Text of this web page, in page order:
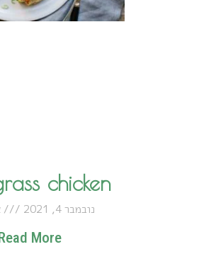
chicken
נובמבר 4, 2021
More »